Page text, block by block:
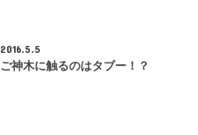
2016.5.5
ご神木に触るのはタブー！？